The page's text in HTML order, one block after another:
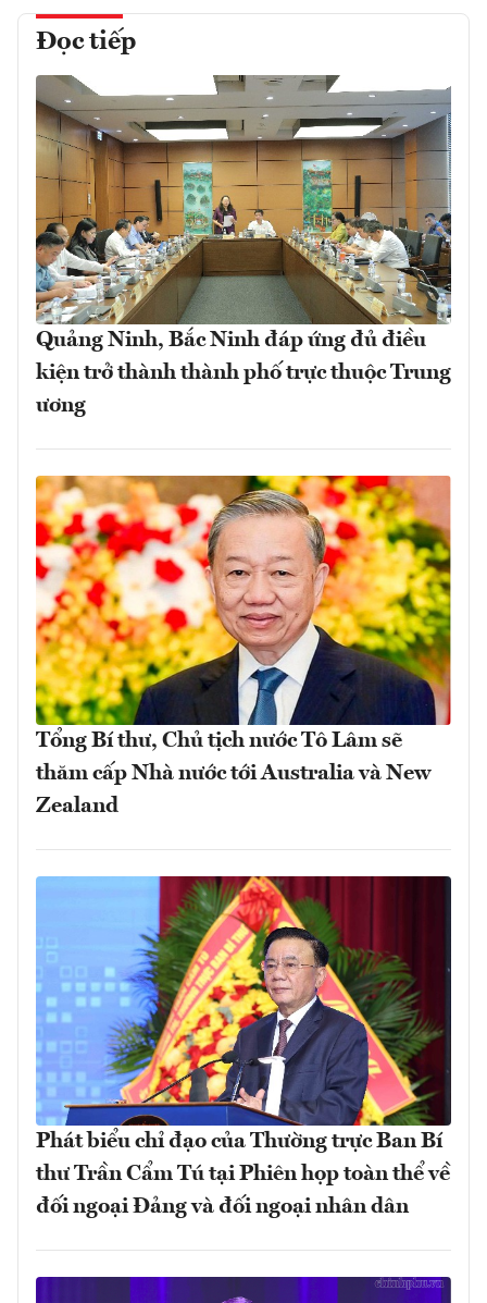
Đọc tiếp
Quảng Ninh, Bắc Ninh đáp ứng đủ điều
kiện trở thành thành phố trực thuộc Trung
ương
Tổng Bí thư, Chủ tịch nước Tô Lâm sẽ
thăm cấp Nhà nước tới Australia và New
Zealand
Phát biểu chỉ đạo của Thường trực Ban Bí
thư Trần Cẩm Tú tại Phiên họp toàn thể về
đối ngoại Đảng và đối ngoại nhân dân